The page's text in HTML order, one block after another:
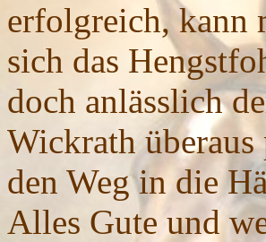
erfolgreich, kann
sich das
doch anlässlich
Wickrath
den Weg in die
Alles Gute und